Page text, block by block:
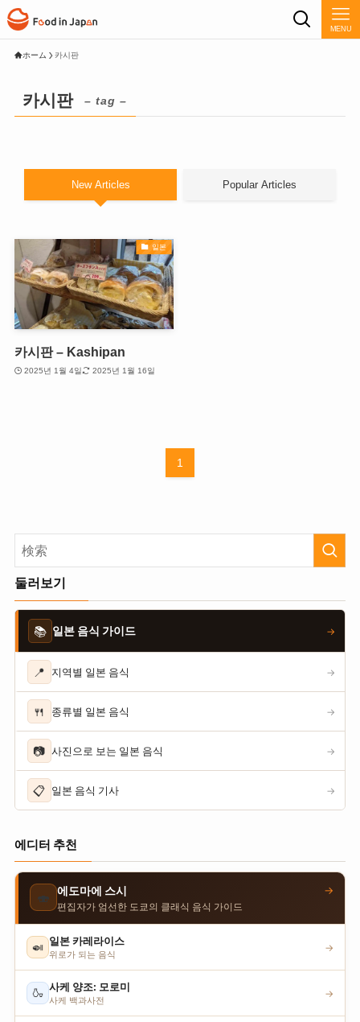
MENU
ホーム 카시판
카시판 – tag –
New Articles Popular Articles
일본
카시판 – Kashipan
2025년 1월 4일 2025년 1월 16일
1
둘러보기
📚 일본 음식 가이드 →
📍 지역별 일본 음식 →
🍴 종류별 일본 음식 →
📷 사진으로 보는 일본 음식 →
📋 일본 음식 기사 →
에디터 추천
🍣 에도마에 스시
편집자가 엄선한 도쿄의 클래식 음식 가이드
→
🍛 일본 카레라이스
위로가 되는 음식
→
🍶 사케 양조: 모로미
사케 백과사전
→